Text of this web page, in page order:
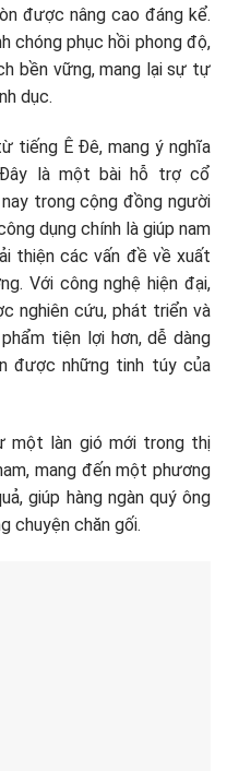
được nâng cao đáng kể.
chóng phục hồi phong độ,
bền vững, mang lại sự tự
dục.
tiếng Ê Đê, mang ý nghĩa
Đây là một bài hỗ trợ cổ
trong cộng đồng người
dụng chính là giúp nam
thiện các vấn đề về xuất
Với công nghệ hiện đại,
nghiên cứu, phát triển và
tiện lợi hơn, dễ dàng
được những tinh túy của
một làn gió mới trong thị
mang đến một phương
giúp hàng ngàn quý ông
chuyện chăn gối.